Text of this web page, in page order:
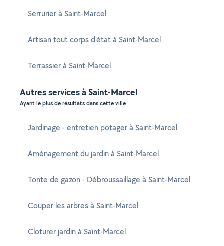
Serrurier à Saint-Marcel
Artisan tout corps d'état à Saint-Marcel
Terrassier à Saint-Marcel
Autres services à Saint-Marcel
Ayant le plus de résultats dans cette ville
Jardinage - entretien potager à Saint-Marcel
Aménagement du jardin à Saint-Marcel
Tonte de gazon - Débroussaillage à Saint-Marcel
Couper les arbres à Saint-Marcel
Cloturer jardin à Saint-Marcel